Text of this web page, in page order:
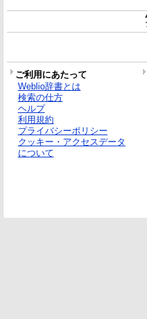
ご利用にあたって
Weblio辞書とは
検索の仕方
ヘルプ
利用規約
プライバシーポリシー
クッキー・アクセスデータ
について